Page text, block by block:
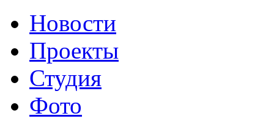
Новости
Проекты
Студия
Фото